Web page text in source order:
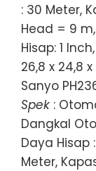
: 30 Meter,
Head = 9
Hisap: 1
26,8 x 24,8
Sanyo
Spek :
Dangkal
Daya Hisap
Meter,